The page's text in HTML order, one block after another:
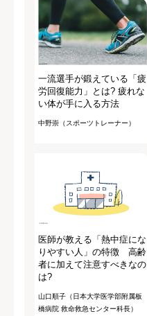
一流選手が鍛えている「疲
労回復能力」とは? 疲れな
い体が手に入る方法
中野崇（スポーツトレーナー）
医師が教える「熱中症にな
りやすい人」の特徴 高齢
者に加えて注意すべきなの
は?
山口順子（日本大学医学部附属板
橋病院 救命救急センター科長）